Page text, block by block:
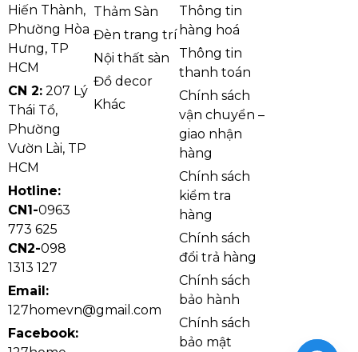
Hiến Thành,
Phường Hòa
Hưng, TP
HCM
CN 2: 207 Lý
Thái Tổ,
Phường
Vườn Lài, TP
HCM
Hotline:
CN1-0963
773 625
CN2-098
1313 127
Email:
127homevn@gmail.com
Facebook:
Thảm Sàn
Đèn trang trí
Nội thất sàn
Đồ decor
Khác
Thông tin
hàng hoá
Thông tin
thanh toán
Chính sách
vận chuyển –
giao nhận
hàng
Chính sách
kiểm tra
hàng
Chính sách
đổi trả hàng
Chính sách
bảo hành
Chính sách
bảo mật